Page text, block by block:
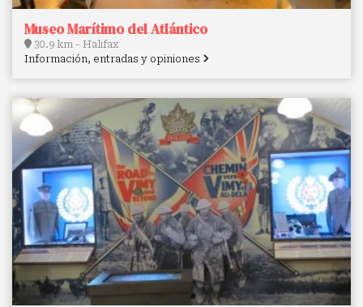
Museo Marítimo del Atlántico
30.9 km - Halifax
Información, entradas y opiniones